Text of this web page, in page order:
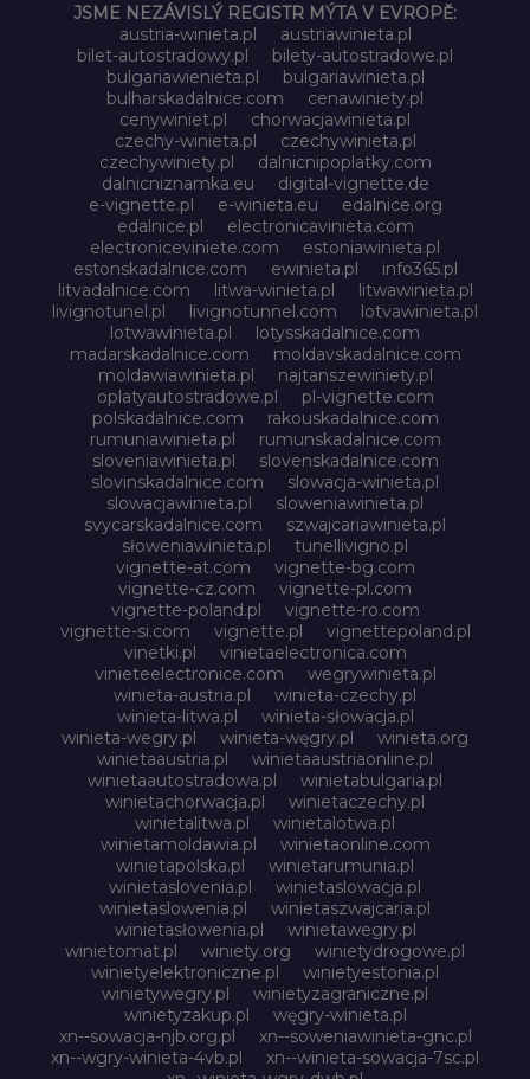
JSME NEZÁVISLÝ REGISTR MÝTA V EVROPĚ:
austria-winieta.pl
austriawinieta.pl
bilet-autostradowy.pl
bilety-autostradowe.pl
bulgariawienieta.pl
bulgariawinieta.pl
bulharskadalnice.com
cenawiniety.pl
cenywiniet.pl
chorwacjawinieta.pl
czechy-winieta.pl
czechywinieta.pl
czechywiniety.pl
dalnicnipoplatky.com
dalnicniznamka.eu
digital-vignette.de
e-vignette.pl
e-winieta.eu
edalnice.org
edalnice.pl
electronicavinieta.com
electroniceviniete.com
estoniawinieta.pl
estonskadalnice.com
ewinieta.pl
info365.pl
litvadalnice.com
litwa-winieta.pl
litwawinieta.pl
livignotunel.pl
livignotunnel.com
lotvawinieta.pl
lotwawinieta.pl
lotysskadalnice.com
madarskadalnice.com
moldavskadalnice.com
moldawiawinieta.pl
najtanszewiniety.pl
oplatyautostradowe.pl
pl-vignette.com
polskadalnice.com
rakouskadalnice.com
rumuniawinieta.pl
rumunskadalnice.com
sloveniawinieta.pl
slovenskadalnice.com
slovinskadalnice.com
slowacja-winieta.pl
slowacjawinieta.pl
sloweniawinieta.pl
svycarskadalnice.com
szwajcariawinieta.pl
słoweniawinieta.pl
tunellivigno.pl
vignette-at.com
vignette-bg.com
vignette-cz.com
vignette-pl.com
vignette-poland.pl
vignette-ro.com
vignette-si.com
vignette.pl
vignettepoland.pl
vinetki.pl
vinietaelectronica.com
vinieteelectronice.com
wegrywinieta.pl
winieta-austria.pl
winieta-czechy.pl
winieta-litwa.pl
winieta-słowacja.pl
winieta-wegry.pl
winieta-węgry.pl
winieta.org
winietaaustria.pl
winietaaustriaonline.pl
winietaautostradowa.pl
winietabulgaria.pl
winietachorwacja.pl
winietaczechy.pl
winietalitwa.pl
winietalotwa.pl
winietamoldawia.pl
winietaonline.com
winietapolska.pl
winietarumunia.pl
winietaslovenia.pl
winietaslowacja.pl
winietaslowenia.pl
winietaszwajcaria.pl
winietasłowenia.pl
winietawegry.pl
winietomat.pl
winiety.org
winietydrogowe.pl
winietyelektroniczne.pl
winietyestonia.pl
winietywegry.pl
winietyzagraniczne.pl
winietyzakup.pl
węgry-winieta.pl
xn--sowacja-njb.org.pl
xn--soweniawinieta-gnc.pl
xn--wgry-winieta-4vb.pl
xn--winieta-sowacja-7sc.pl